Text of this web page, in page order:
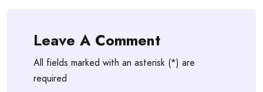
Leave A Comment
All fields marked with an asterisk (*) are
required